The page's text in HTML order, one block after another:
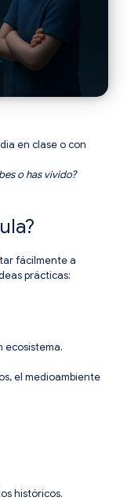
en clase o con
o has vivido?
fácilmente a
prácticas:
ecosistema.
el medioambiente
históricos.